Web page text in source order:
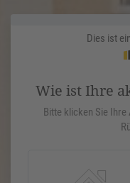
Dies ist
Wie ist Ihre
Bitte klicken Sie